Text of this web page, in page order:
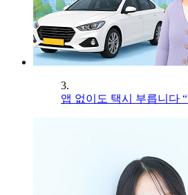
3.
앱 없이도 택시 부릅니다